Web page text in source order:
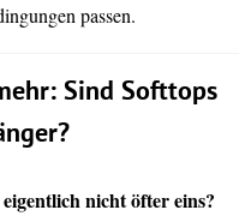
passen.
Sind Softtops
nicht öfter eins?